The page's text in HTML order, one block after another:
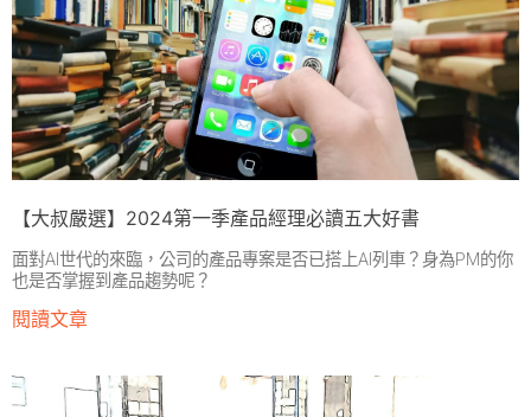
【大叔嚴選】2024第一季產品經理必讀五大好書
面對AI世代的來臨，公司的產品專案是否已搭上AI列車？身為PM的你
也是否掌握到產品趨勢呢？
閱讀文章